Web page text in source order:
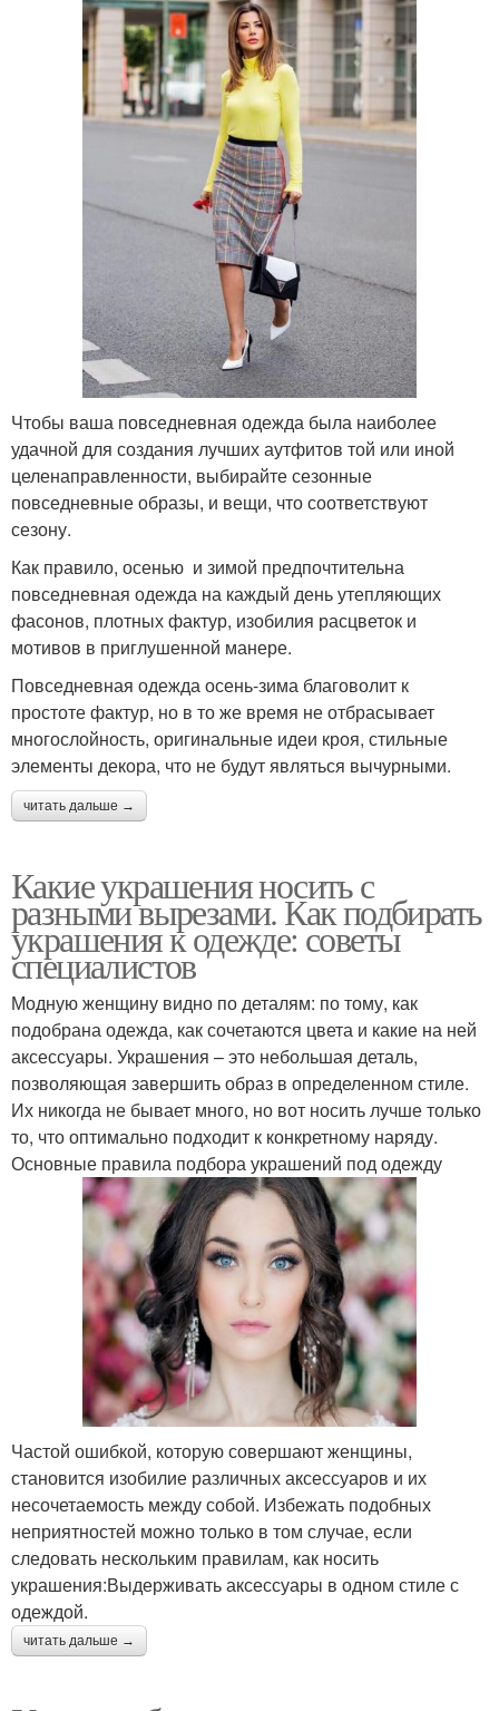
Чтобы ваша повседневная одежда была наиболее
удачной для создания лучших аутфитов той или иной
целенаправленности, выбирайте сезонные
повседневные образы, и вещи, что соответствуют
сезону.
Как правило, осенью и зимой предпочтительна
повседневная одежда на каждый день утепляющих
фасонов, плотных фактур, изобилия расцветок и
мотивов в приглушенной манере.
Повседневная одежда осень-зима благоволит к
простоте фактур, но в то же время не отбрасывает
многослойность, оригинальные идеи кроя, стильные
элементы декора, что не будут являться вычурными.
читать дальше →
Какие украшения носить с
разными вырезами. Как подбирать
украшения к одежде: советы
специалистов
Модную женщину видно по деталям: по тому, как
подобрана одежда, как сочетаются цвета и какие на ней
аксессуары. Украшения – это небольшая деталь,
позволяющая завершить образ в определенном стиле.
Их никогда не бывает много, но вот носить лучше только
то, что оптимально подходит к конкретному наряду.
Основные правила подбора украшений под одежду
Частой ошибкой, которую совершают женщины,
становится изобилие различных аксессуаров и их
несочетаемость между собой. Избежать подобных
неприятностей можно только в том случае, если
следовать нескольким правилам, как носить
украшения:Выдерживать аксессуары в одном стиле с
одеждой.
читать дальше →